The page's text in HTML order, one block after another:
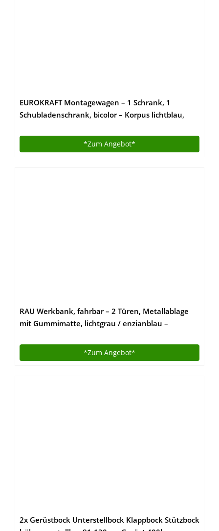
EUROKRAFT Montagewagen – 1 Schrank, 1
Schubladenschrank, bicolor – Korpus lichtblau,
Fahrbare Werkbank Fahrbarer Arbeitstisch
Werkbank, fahrbar Werkstattgerät
*Zum Angebot*
RAU Werkbank, fahrbar – 2 Türen, Metallablage
mit Gummimatte, lichtgrau / enzianblau –
Fahrbare Werkbänke Werkbänke, fahrbar
*Zum Angebot*
2x Gerüstbock Unterstellbock Klappbock Stützbock